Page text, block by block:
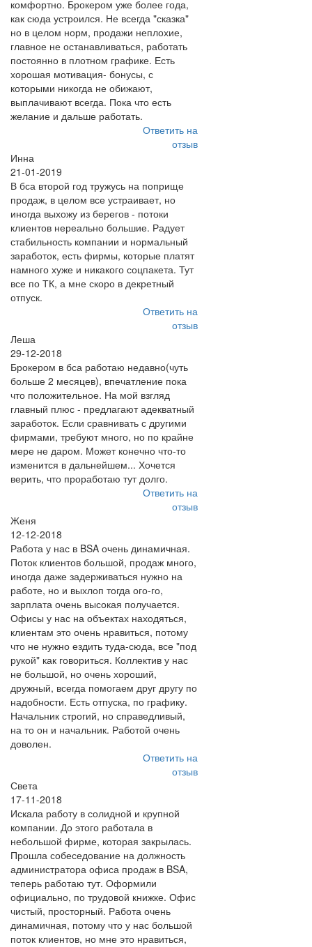
комфортно. Брокером уже более года,
как сюда устроился. Не всегда "сказка"
но в целом норм, продажи неплохие,
главное не останавливаться, работать
постоянно в плотном графике. Есть
хорошая мотивация- бонусы, с
которыми никогда не обижают,
выплачивают всегда. Пока что есть
желание и дальше работать.
Ответить на
отзыв
Инна
21-01-2019
В бса второй год тружусь на поприще
продаж, в целом все устраивает, но
иногда выхожу из берегов - потоки
клиентов нереально большие. Радует
стабильность компании и нормальный
заработок, есть фирмы, которые платят
намного хуже и никакого соцпакета. Тут
все по ТК, а мне скоро в декретный
отпуск.
Ответить на
отзыв
Леша
29-12-2018
Брокером в бса работаю недавно(чуть
больше 2 месяцев), впечатление пока
что положительное. На мой взгляд
главный плюс - предлагают адекватный
заработок. Если сравнивать с другими
фирмами, требуют много, но по крайне
мере не даром. Может конечно что-то
изменится в дальнейшем... Хочется
верить, что проработаю тут долго.
Ответить на
отзыв
Женя
12-12-2018
Работа у нас в BSA очень динамичная.
Поток клиентов большой, продаж много,
иногда даже задерживаться нужно на
работе, но и выхлоп тогда ого-го,
зарплата очень высокая получается.
Офисы у нас на объектах находяться,
клиентам это очень нравиться, потому
что не нужно ездить туда-сюда, все "под
рукой" как говориться. Коллектив у нас
не большой, но очень хороший,
дружный, всегда помогаем друг другу по
надобности. Есть отпуска, по графику.
Начальник строгий, но справедливый,
на то он и начальник. Работой очень
доволен.
Ответить на
отзыв
Света
17-11-2018
Искала работу в солидной и крупной
компании. До этого работала в
небольшой фирме, которая закрылась.
Прошла собеседование на должность
администратора офиса продаж в BSA,
теперь работаю тут. Оформили
официально, по трудовой книжке. Офис
чистый, просторный. Работа очень
динамичная, потому что у нас большой
поток клиентов, но мне это нравиться,